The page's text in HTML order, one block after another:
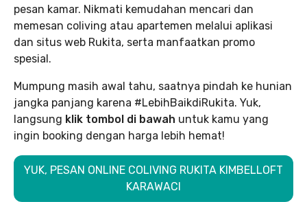
pesan kamar. Nikmati kemudahan mencari dan
memesan coliving atau apartemen melalui aplikasi
dan situs web Rukita, serta manfaatkan promo
spesial.
Mumpung masih awal tahu, saatnya pindah ke hunian
jangka panjang karena #LebihBaikdiRukita. Yuk,
langsung klik tombol di bawah untuk kamu yang
ingin booking dengan harga lebih hemat!
YUK, PESAN ONLINE COLIVING RUKITA KIMBELLOFT
KARAWACI